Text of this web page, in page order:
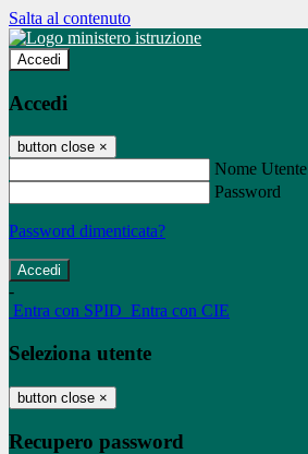
Salta al contenuto
Accedi
Accedi
button close ×
Nome Utente
Password
Password dimenticata?
-
Entra con SPID Entra con CIE
Seleziona utente
button close ×
Recupero password